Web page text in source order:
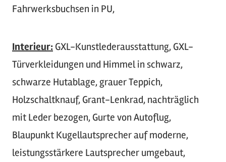
Fahrwerksbuchsen in PU,
Interieur: GXL-Kunstlederausstattung, GXL-
Türverkleidungen und Himmel in schwarz,
schwarze Hutablage, grauer Teppich,
Holzschaltknauf, Grant-Lenkrad, nachträglich
mit Leder bezogen, Gurte von Autoflug,
Blaupunkt Kugellautsprecher auf moderne,
leistungsstärkere Lautsprecher umgebaut,